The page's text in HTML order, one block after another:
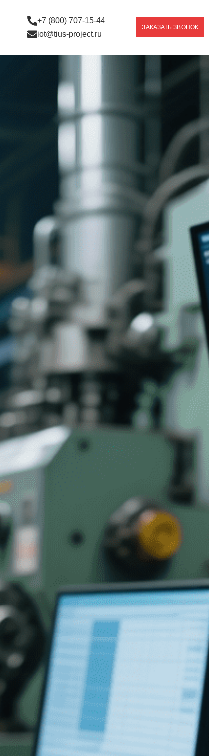
+7 (800) 707-15-44
iot@tius-project.ru
ЗАКАЗАТЬ ЗВОНОК